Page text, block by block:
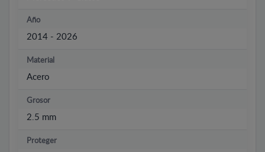
Año
2014 - 2026
Material
Acero
Grosor
2.5 mm
Proteger